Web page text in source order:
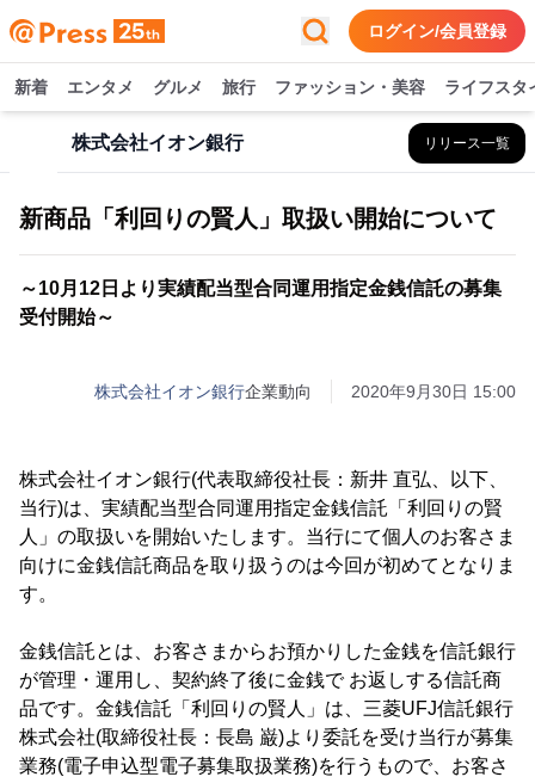
ログイン/会員登録
新着 エンタメ グルメ 旅行 ファッション・美容 ライフスタ
株式会社イオン銀行 リリース一覧
新商品「利回りの賢人」取扱い開始について
～10月12日より実績配当型合同運用指定金銭信託の募集
受付開始～
株式会社イオン銀行企業動向 2020年9月30日 15:00
株式会社イオン銀行(代表取締役社長：新井 直弘、以下、
当行)は、実績配当型合同運用指定金銭信託「利回りの賢
人」の取扱いを開始いたします。当行にて個人のお客さま
向けに金銭信託商品を取り扱うのは今回が初めてとなりま
す。
金銭信託とは、お客さまからお預かりした金銭を信託銀行
が管理・運用し、契約終了後に金銭で お返しする信託商
品です。金銭信託「利回りの賢人」は、三菱UFJ信託銀行
株式会社(取締役社長：長島 巌)より委託を受け当行が募集
業務(電子申込型電子募集取扱業務)を行うもので、お客さ